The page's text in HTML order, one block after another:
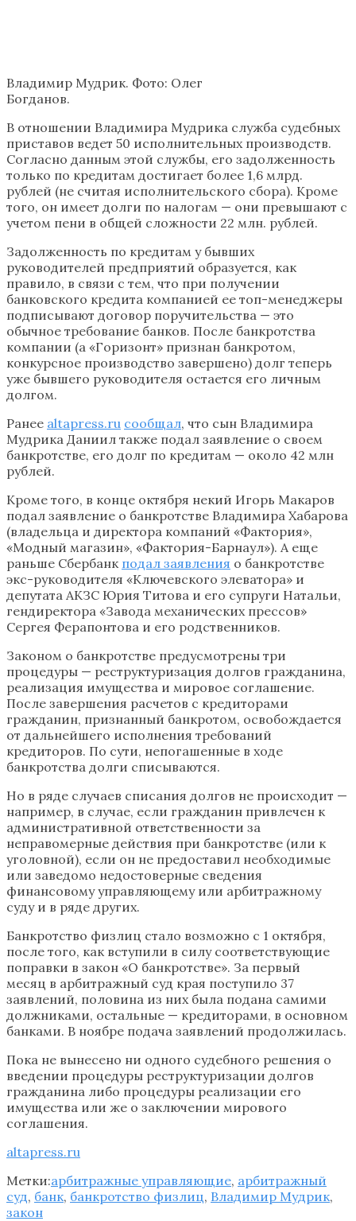
Владимир Мудрик. Фото: Олег
Богданов.
В отношении Владимира Мудрика служба судебных
приставов ведет 50 исполнительных производств.
Согласно данным этой службы, его задолженность
только по кредитам достигает более 1,6 млрд.
рублей (не считая исполнительского сбора). Кроме
того, он имеет долги по налогам — они превышают с
учетом пени в общей сложности 22 млн. рублей.
Задолженность по кредитам у бывших
руководителей предприятий образуется, как
правило, в связи с тем, что при получении
банковского кредита компанией ее топ-менеджеры
подписывают договор поручительства — это
обычное требование банков. После банкротства
компании (а «Горизонт» признан банкротом,
конкурсное производство завершено) долг теперь
уже бывшего руководителя остается его личным
долгом.
Ранее altapress.ru сообщал, что сын Владимира
Мудрика Даниил также подал заявление о своем
банкротстве, его долг по кредитам — около 42 млн
рублей.
Кроме того, в конце октября некий Игорь Макаров
подал заявление о банкротстве Владимира Хабарова
(владельца и директора компаний «Фактория»,
«Модный магазин», «Фактория-Барнаул»). А еще
раньше Сбербанк подал заявления о банкротстве
экс-руководителя «Ключевского элеватора» и
депутата АКЗС Юрия Титова и его супруги Натальи,
гендиректора «Завода механических прессов»
Сергея Ферапонтова и его родственников.
Законом о банкротстве предусмотрены три
процедуры — реструктуризация долгов гражданина,
реализация имущества и мировое соглашение.
После завершения расчетов с кредиторами
гражданин, признанный банкротом, освобождается
от дальнейшего исполнения требований
кредиторов. По сути, непогашенные в ходе
банкротства долги списываются.
Но в ряде случаев списания долгов не происходит —
например, в случае, если гражданин привлечен к
административной ответственности за
неправомерные действия при банкротстве (или к
уголовной), если он не предоставил необходимые
или заведомо недостоверные сведения
финансовому управляющему или арбитражному
суду и в ряде других.
Банкротство физлиц стало возможно с 1 октября,
после того, как вступили в силу соответствующие
поправки в закон «О банкротстве». За первый
месяц в арбитражный суд края поступило 37
заявлений, половина из них была подана самими
должниками, остальные — кредиторами, в основном
банками. В ноябре подача заявлений продолжилась.
Пока не вынесено ни одного судебного решения о
введении процедуры реструктуризации долгов
гражданина либо процедуры реализации его
имущества или же о заключении мирового
соглашения.
altapress.ru
Метки:арбитражные управляющие, арбитражный
суд, банк, банкротство физлиц, Владимир Мудрик,
закон